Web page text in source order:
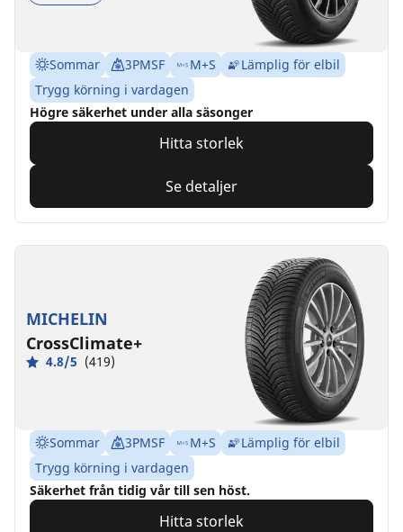
Sommar 3PMSF M+S
Lämplig för elbil
Trygg körning i vardagen
Högre säkerhet under alla säsonger
Hitta storlek
Se detaljer
MICHELIN
CrossClimate+
4.8/5 (419)
Sommar 3PMSF M+S
Lämplig för elbil
Trygg körning i vardagen
Säkerhet från tidig vår till sen höst.
Hitta storlek